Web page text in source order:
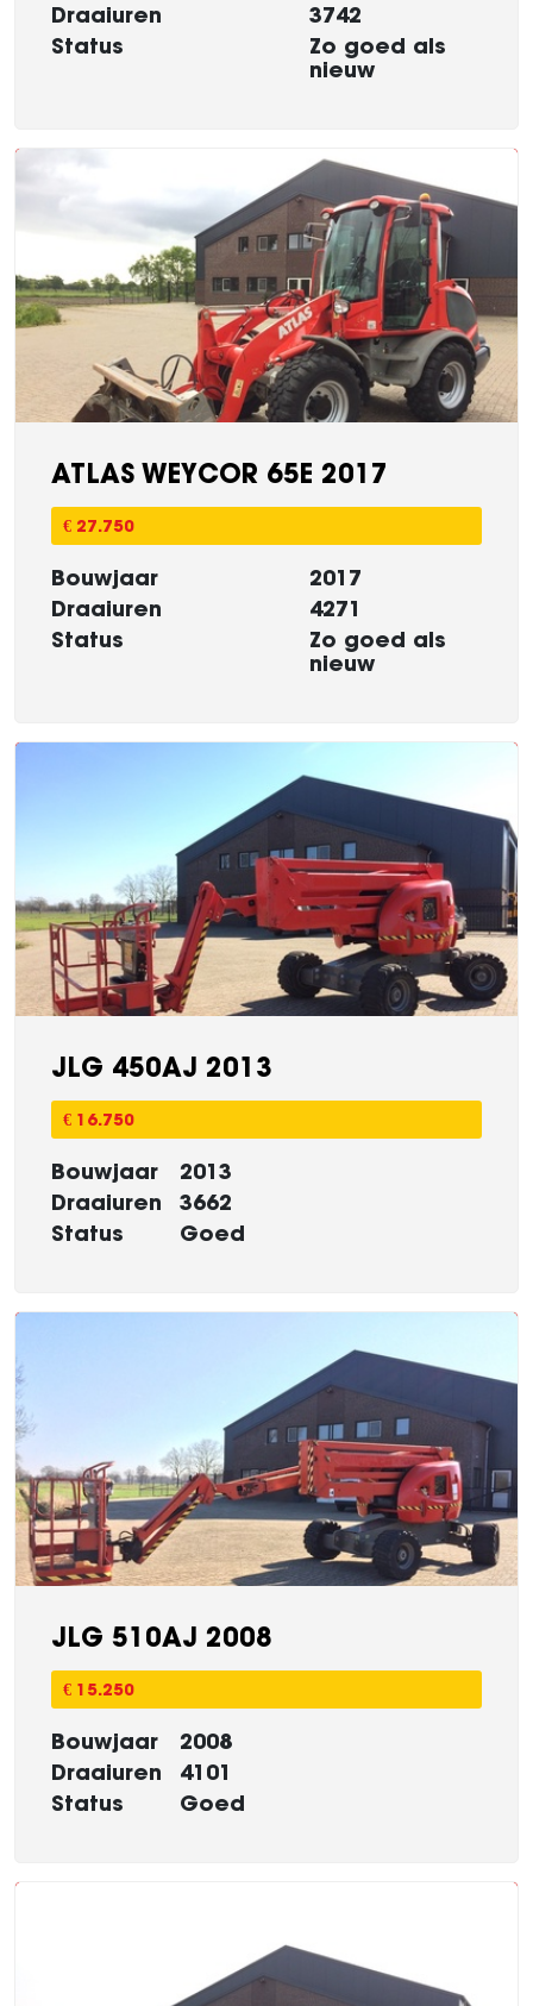
Draaiuren
3742
Status
Zo goed als
nieuw
ATLAS WEYCOR 65E 2017
€ 27.750
Bouwjaar
2017
Draaiuren
4271
Status
Zo goed als
nieuw
JLG 450AJ 2013
€ 16.750
Bouwjaar
2013
Draaiuren
3662
Status
Goed
JLG 510AJ 2008
€ 15.250
Bouwjaar
2008
Draaiuren
4101
Status
Goed